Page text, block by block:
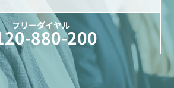
フリーダイヤル
880-200